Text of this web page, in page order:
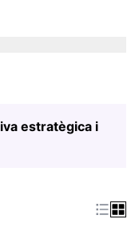
estratègica i